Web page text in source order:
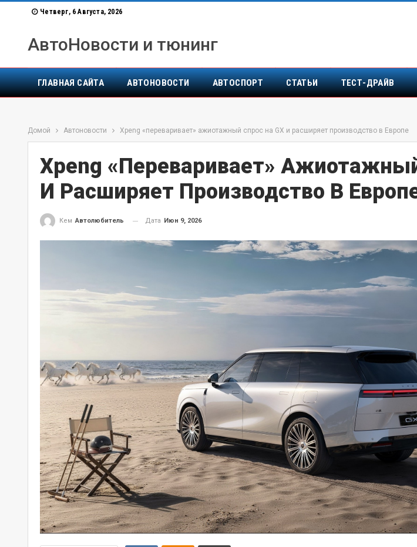
Четверг, 6 Августа, 2026
АвтоНовости и тюнинг
ГЛАВНАЯ САЙТА АВТОНОВОСТИ АВТОСПОРТ СТАТЬИ ТЕСТ-ДРАЙВ
Домой Автоновости Xpeng «переваривает» ажиотажный спрос на GX и расширяет производство в Европе
Xpeng «переваривает»
И Расширяет Производство В
Кем Автолюбитель Дата Июн 9, 2026